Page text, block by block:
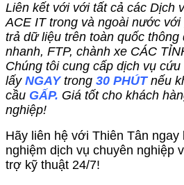
Liên kết với với tất cả các Dịch
ACE IT trong và ngoài nước
trả dữ liệu trên toàn quốc thông
nhanh, FTP, chành xe CÁC
Chúng tôi cung cấp dịch vụ
lấy NGAYtrong 30 PHÚTnếu
cầu GẤP. Giá tốt cho khách
nghiệp!
Hãy liên hệ với Thiên Tân ngay
nghiệm dịch vụ chuyên nghiệp
trợ kỹ thuật 24/7!